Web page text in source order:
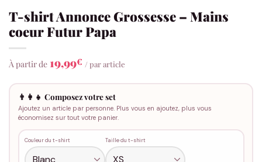
T-shirt Annonce Grossesse – Mains
coeur Futur Papa
À partir de 19,99€ / par article
👨‍👩‍👧 Composez votre set
Ajoutez un article par personne. Plus vous en ajoutez, plus vous
économisez sur tout votre panier.
Couleur du t-shirt Taille du t-shirt